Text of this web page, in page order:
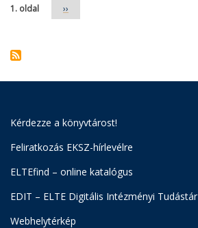
1. oldal Következő
oldal
››
Kérdezze a könyvtárost!
Feliratkozás EKSZ-hírlevélre
ELTEfind – online katalógus
EDIT – ELTE Digitális Intézményi Tudástár
Webhelytérkép